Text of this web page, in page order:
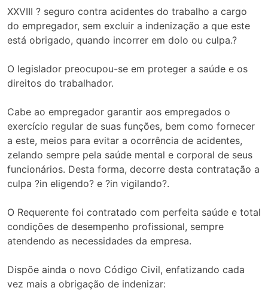
XXVIII ? seguro contra acidentes do trabalho a cargo
do empregador, sem excluir a indenização a que este
está obrigado, quando incorrer em dolo ou culpa.?
O legislador preocupou-se em proteger a saúde e os
direitos do trabalhador.
Cabe ao empregador garantir aos empregados o
exercício regular de suas funções, bem como fornecer
a este, meios para evitar a ocorrência de acidentes,
zelando sempre pela saúde mental e corporal de seus
funcionários. Desta forma, decorre desta contratação a
culpa ?in eligendo? e ?in vigilando?.
O Requerente foi contratado com perfeita saúde e total
condições de desempenho profissional, sempre
atendendo as necessidades da empresa.
Dispõe ainda o novo Código Civil, enfatizando cada
vez mais a obrigação de indenizar: